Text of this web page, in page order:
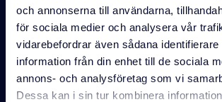
och annonserna till användarna,
för sociala medier och analysera vår
vidarebefordrar även sådana identifierare
information från din enhet till de sociala
annons- och analysföretag som vi
Dessa kan i sin tur kombinera
automationstekniker hos PV
kommer du att montera och
våra automationsprojekt, allt
komplexa helautomatiska
maskiner&hellip;